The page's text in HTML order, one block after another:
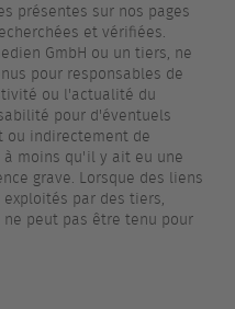
présentes sur nos pages
et vérifiées.
GmbH ou un tiers, ne
pour responsables de
ou l'actualité du
pour d'éventuels
ou indirectement de
moins qu'il y ait eu une
grave. Lorsque des liens
par des tiers,
ne peut pas être tenu pour